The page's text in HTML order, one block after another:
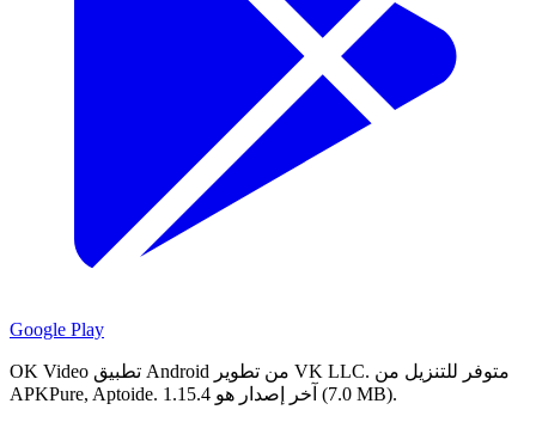
Google Play
OK Video تطبيق Android من تطوير VK LLC. متوفر للتنزيل من
APKPure, Aptoide.
آخر إصدار هو 1.15.4 (7.0 MB).